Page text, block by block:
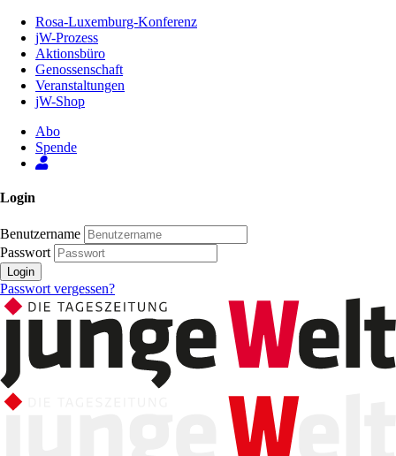
Inhalt
Seite
Rosa-Luxemburg-Konferenz
jW-Prozess
Aktionsbüro
Genossenschaft
Veranstaltungen
jW-Shop
Abo
Spende
Login
Benutzername
Passwort
Login
Passwort vergessen?